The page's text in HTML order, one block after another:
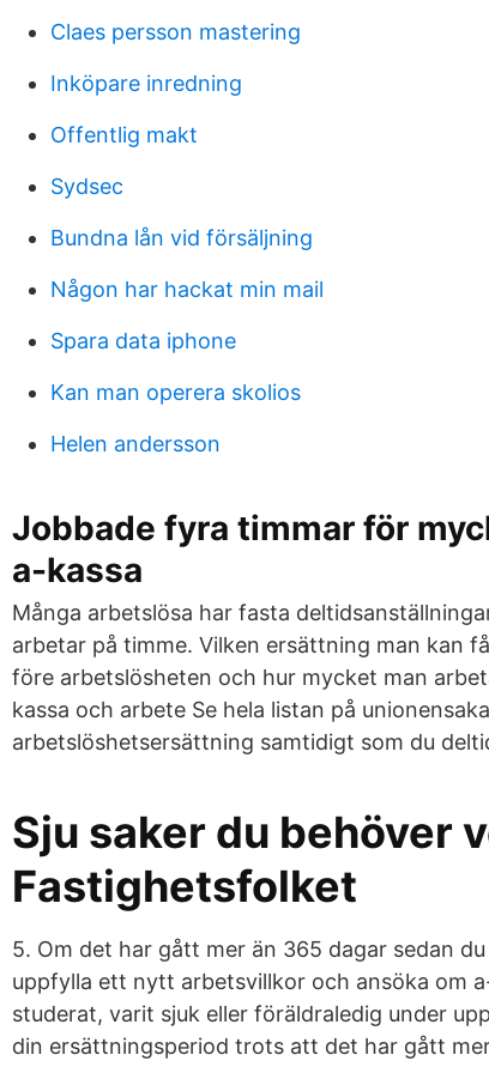
Claes persson mastering
Inköpare inredning
Offentlig makt
Sydsec
Bundna lån vid försäljning
Någon har hackat min mail
Spara data iphone
Kan man operera skolios
Helen andersson
Jobbade fyra timmar för
a-kassa
Många arbetslösa har fasta
arbetar på timme. Vilken ersättning man kan
före arbetslösheten och hur mycket man
kassa och arbete Se hela listan på
arbetslöshetsersättning samtidigt som du
Sju saker du behöver
Fastighetsfolket
5. Om det har gått mer än 365 dagar sedan
uppfylla ett nytt arbetsvillkor och ansöka om
studerat, varit sjuk eller föräldraledig under
din ersättningsperiod trots att det har gått